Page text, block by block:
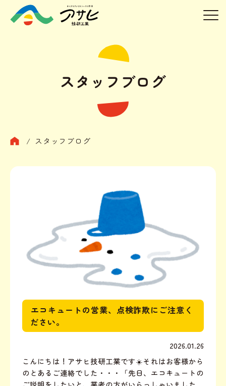
スタッフブログ
/ スタッフブログ
エコキュートの営業、点検詐欺にご注意く
ださい。
2026.01.26
こんにちは！アサヒ技研工業です☀️それはお客様から
のとあるご連絡でした・・・「先日、エコキュートの